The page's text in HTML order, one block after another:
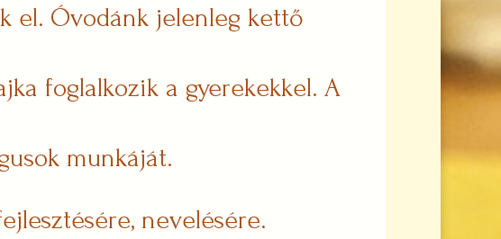
el. Óvodánk jelenleg kettő
foglalkozik a gyerekekkel. A
munkáját.
nevelésére.